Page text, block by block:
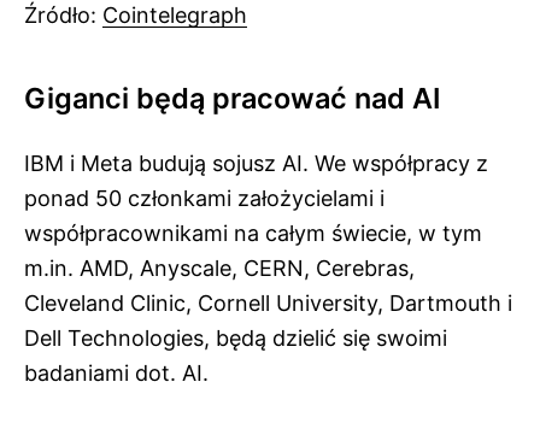
Źródło: Cointelegraph
Giganci będą pracować nad AI
IBM i Meta budują sojusz AI. We współpracy z
ponad 50 członkami założycielami i
współpracownikami na całym świecie, w tym
m.in. AMD, Anyscale, CERN, Cerebras,
Cleveland Clinic, Cornell University, Dartmouth i
Dell Technologies, będą dzielić się swoimi
badaniami dot. AI.